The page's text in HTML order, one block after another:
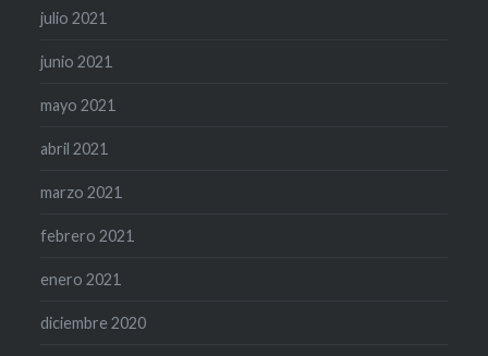
julio 2021
junio 2021
mayo 2021
abril 2021
marzo 2021
febrero 2021
enero 2021
diciembre 2020